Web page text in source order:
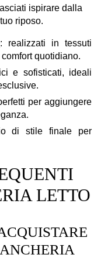
ispirare dalla
riposo.
: realizzati in tessuti
quotidiano.
e sofisticati, ideali
per aggiungere
di stile finale per
LETTO